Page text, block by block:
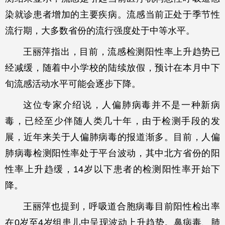
染就诊患者增加的主要疾病。流感当前正处于季节性
流行期，大多数省份的流行强度处于中等水平。
王丽萍指出，目前，流感检测阳性率上升趋势已
经减缓，随着中小学校的陆续放假，预计在本月中下
旬流感活动水平可能会逐步下降。
这位专家介绍说，人偏肺病毒并不是一种新病
毒，已经至少伴随人类几十年，由于检测手段的发
展，近年来关于人偏肺病毒的报道渐多。目前，人偏
肺病毒检测阳性率处于平台波动，其中北方省份的阳
性率上升趋缓，14岁以下患者的检测阳性率开始下
降。
王丽萍也提到，呼吸道合胞病毒目前阳性检出率
在0岁至4岁组患儿中呈现波动上升趋势。鼻病毒、肺